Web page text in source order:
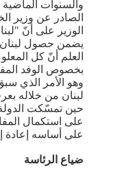
الصادر عن وزير
العلم أنّ كل
وهو الأمر الذي
على استكمال
على أساسه إعادة
ضياع الرئاسة